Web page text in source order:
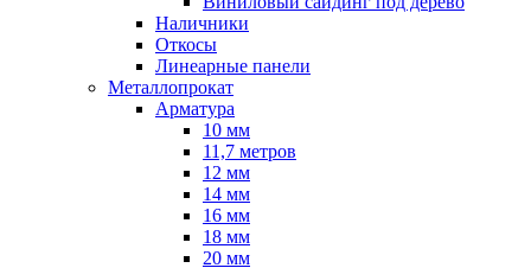
Наличники
Откосы
Линеарные панели
Металлопрокат
Арматура
10 мм
11,7 метров
12 мм
14 мм
16 мм
18 мм
20 мм